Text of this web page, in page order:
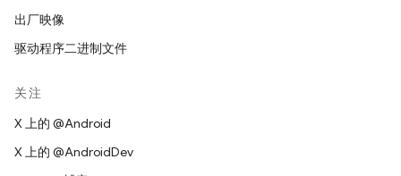
出厂映像
驱动程序二进制文件
关注
X 上的 @Android
X 上的 @AndroidDev